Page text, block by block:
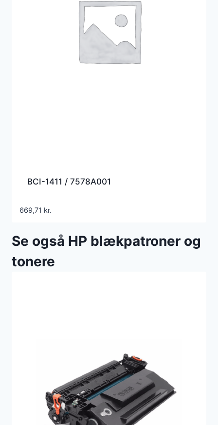
BCI-1411 / 7578A001
669,71 kr.
Se også HP blækpatroner og
tonere